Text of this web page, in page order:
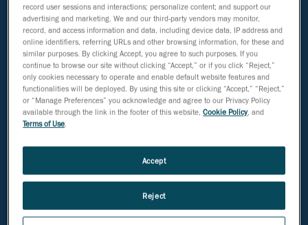
Ingegneria
Ricerca e
sviluppo
operations
Vendite e
clienti
record user sessions and interactions; personalize content; and support our
advertising and marketing. We and our third-party vendors may monitor,
record, and access information and data, including device data, IP address and
online identifiers, referring URLs and other browsing information, for these and
similar purposes. By clicking Accept, you agree to such purposes. If you
continue to browse our site without clicking “Accept,” or if you click “Reject,”
only cookies necessary to operate and enable default website features and
functionalities will be deployed. By using this site or clicking “Accept,” “Reject,”
or “Manage Preferences” you acknowledge and agree to our Privacy Policy
available through the link in the footer of this website,Cookie Policy, and
Terms of Use
Reject
Accept